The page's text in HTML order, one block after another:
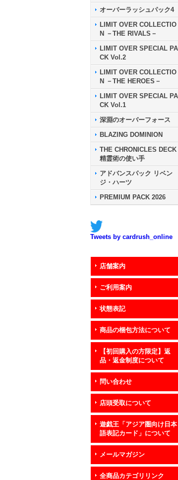
オーバーラッシュパック4
LIMIT OVER COLLECTIO
N －THE RIVALS－
LIMIT OVER SPECIAL PA
CK Vol.2
LIMIT OVER COLLECTIO
N －THE HEROES－
LIMIT OVER SPECIAL PA
CK Vol.1
深淵のオーバーフォース
BLAZING DOMINION
THE CHRONICLES DECK
精霊術の使い手
アドバンスパック リベン
ジ・ハーツ
PREMIUM PACK 2026
Tweets by cardrush_online
店舗案内
ご利用案内
状態表記
商品の梱包方法について
【初回購入の方限定】返
品・返金制度について
問い合わせ
店頭受取について
遊戯王「アジア圏向け日本
語表記カード」について
メールマガジン
全商品カテゴリリンク